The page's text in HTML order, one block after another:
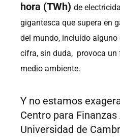
hora (TWh) de
gigantesca que supera en
del mundo, incluído alguno
cifra, sin duda, provoca un
medio ambiente.
Y no estamos
Centro para
Universidad de